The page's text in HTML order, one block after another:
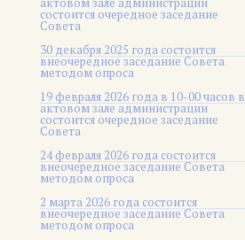
состоится очередное заседание
Совета
30 декабря 2025 года состоится
внеочередное заседание Совета
методом опроса
19 февраля 2026 года в 10-00 часов в
актовом зале администрации
состоится очередное заседание
Совета
24 февраля 2026 года состоится
внеочередное заседание Совета
методом опроса
2 марта 2026 года состоится
внеочередное заседание Совета
методом опроса